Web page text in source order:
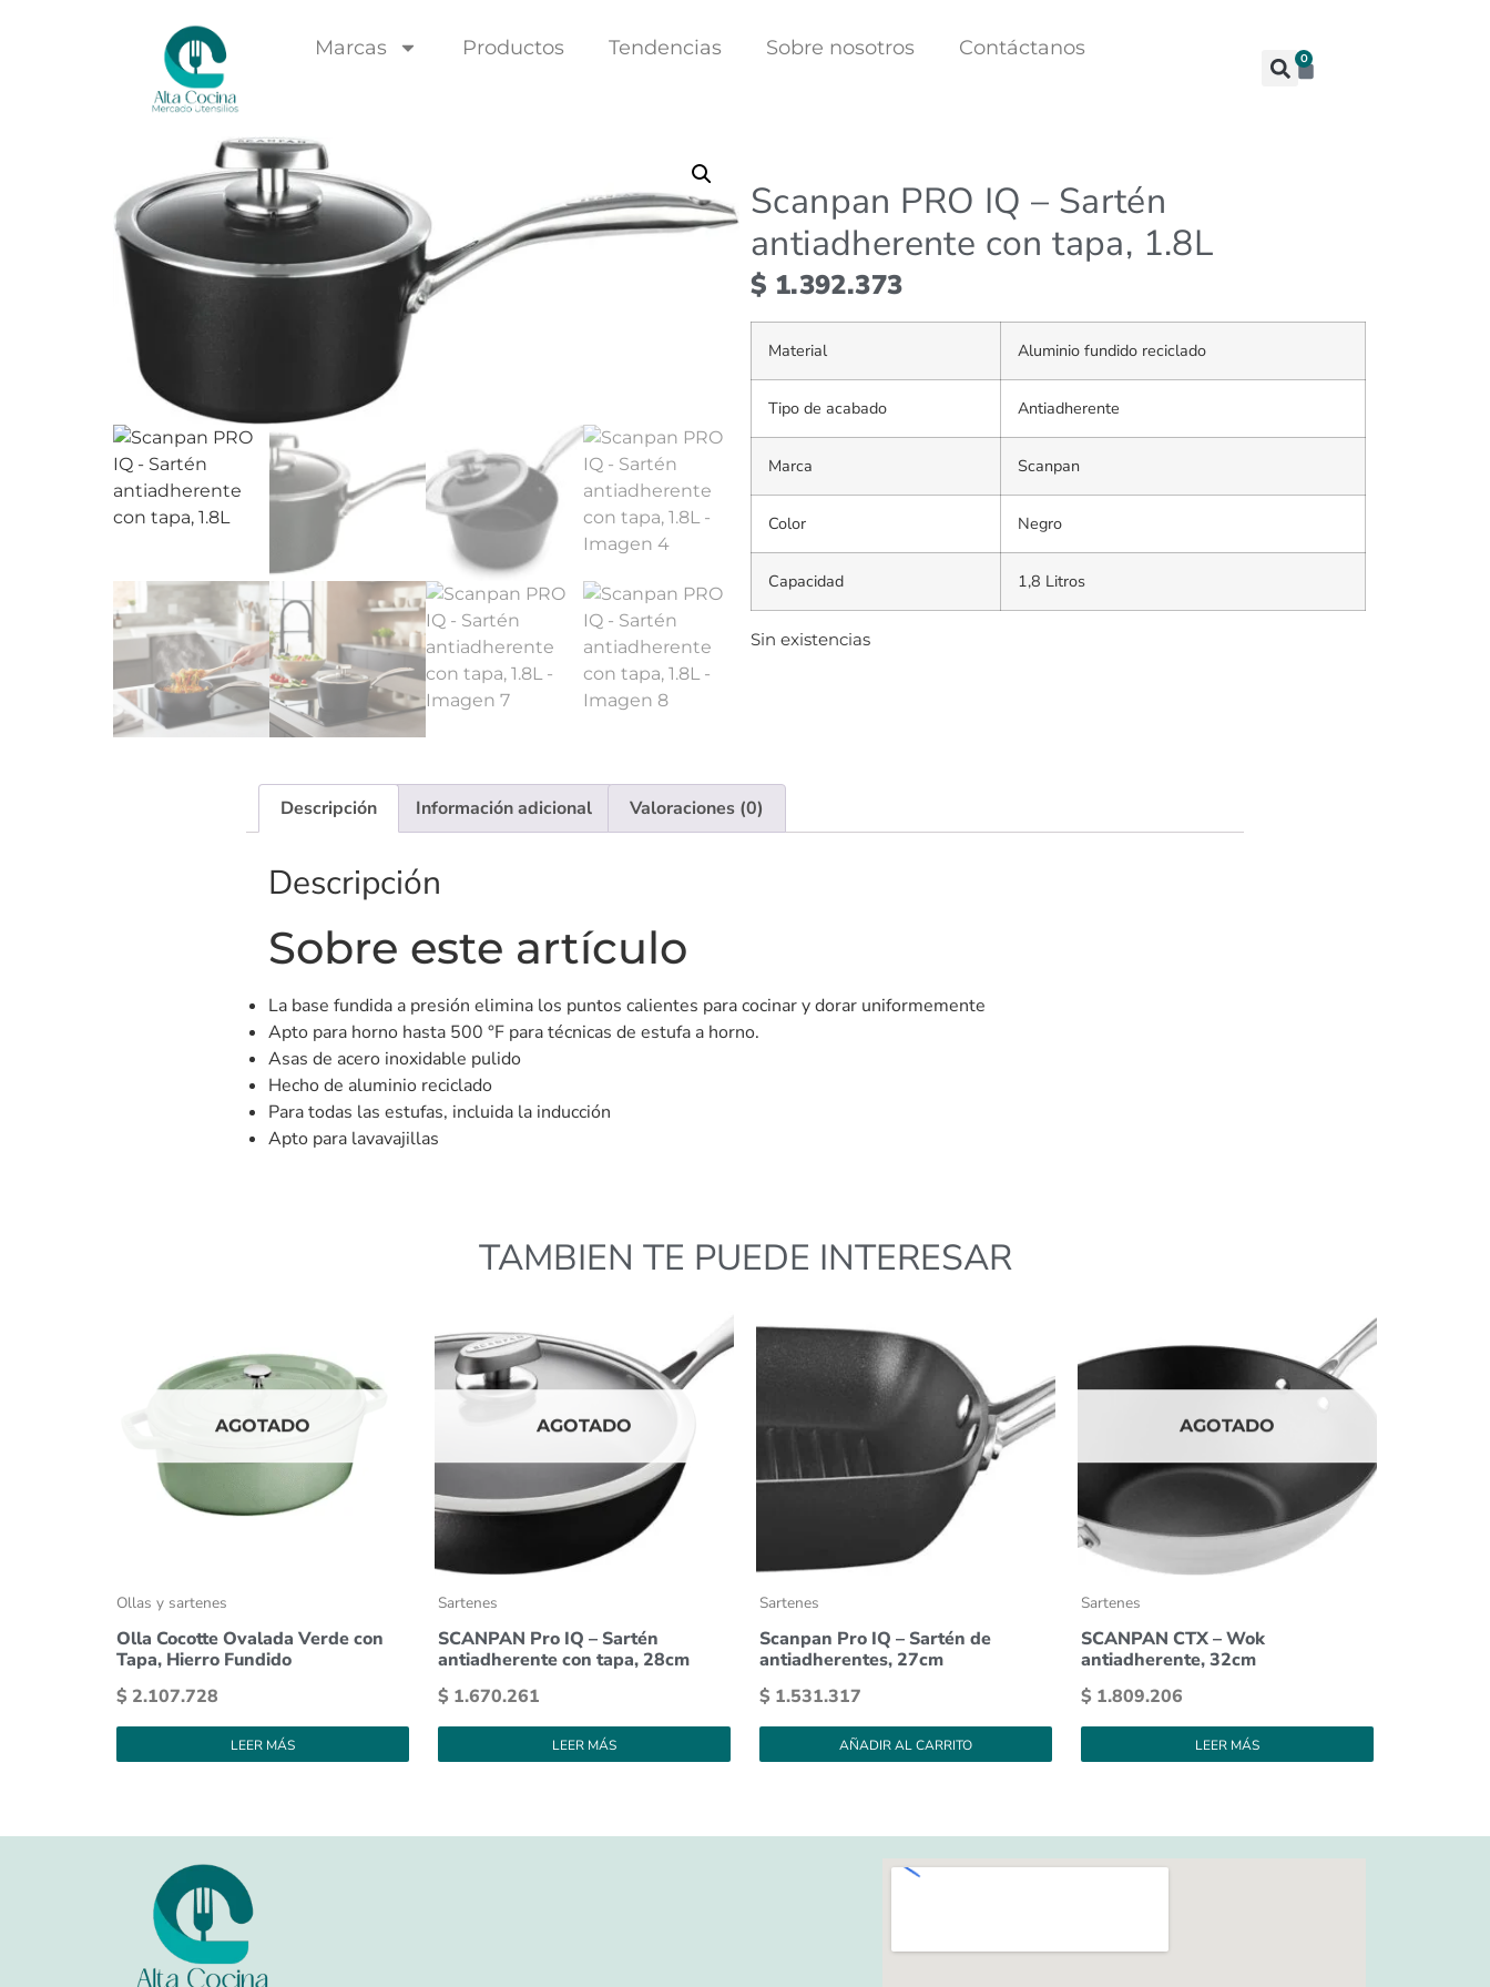
Marcas Productos Tendencias Sobre nosotros Contáctanos 0
Scanpan PRO IQ – Sartén
antiadherente con tapa, 1.8L
$ 1.392.373
Material Aluminio fundido reciclado
Tipo de acabado Antiadherente
Marca Scanpan
Color Negro
Capacidad 1,8 Litros
Sin existencias
Descripción Información adicional Valoraciones (0)
Descripción
Sobre este artículo
La base fundida a presión elimina los puntos calientes para cocinar y dorar uniformemente
Apto para horno hasta 500 °F para técnicas de estufa a horno.
Asas de acero inoxidable pulido
Hecho de aluminio reciclado
Para todas las estufas, incluida la inducción
Apto para lavavajillas
TAMBIEN TE PUEDE INTERESAR
AGOTADO
Ollas y sartenes
Olla Cocotte Ovalada Verde con
Tapa, Hierro Fundido
$ 2.107.728
LEER MÁS
AGOTADO
Sartenes
SCANPAN Pro IQ – Sartén
antiadherente con tapa, 28cm
$ 1.670.261
LEER MÁS
Sartenes
Scanpan Pro IQ – Sartén de
antiadherentes, 27cm
$ 1.531.317
AÑADIR AL CARRITO
AGOTADO
Sartenes
SCANPAN CTX – Wok
antiadherente, 32cm
$ 1.809.206
LEER MÁS